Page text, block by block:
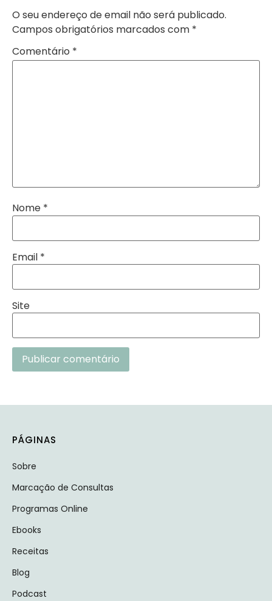
O seu endereço de email não será publicado.
Campos obrigatórios marcados com *
Comentário *
Nome *
Email *
Site
PÁGINAS
Sobre
Marcação de Consultas
Programas Online
Ebooks
Receitas
Blog
Podcast